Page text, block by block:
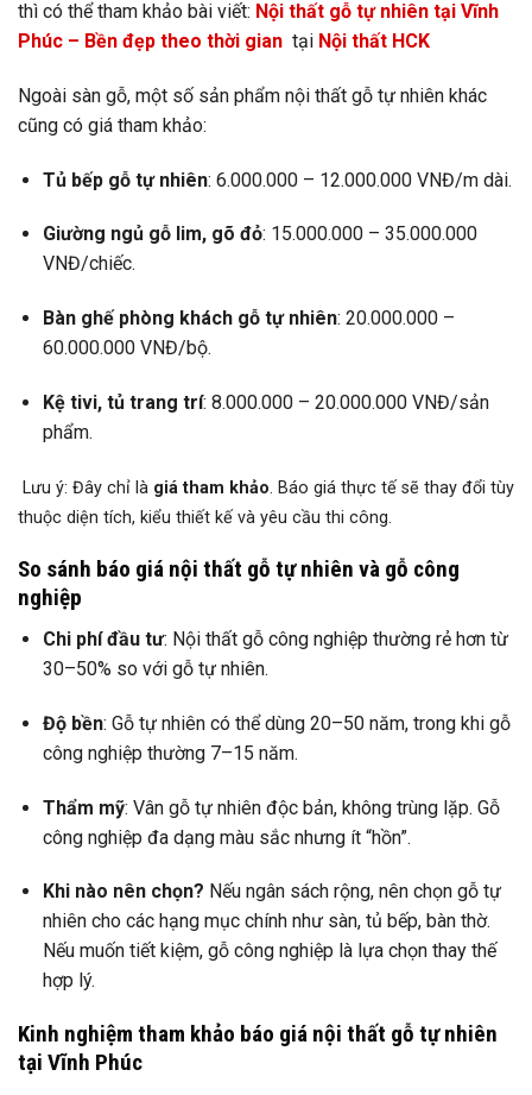
thì có thể tham khảo bài viết: Nội thất gỗ tự nhiên tại Vĩnh
Phúc – Bền đẹp theo thời gian tại Nội thất HCK
Ngoài sàn gỗ, một số sản phẩm nội thất gỗ tự nhiên khác
cũng có giá tham khảo:
Tủ bếp gỗ tự nhiên: 6.000.000 – 12.000.000 VNĐ/m dài.
Giường ngủ gỗ lim, gõ đỏ: 15.000.000 – 35.000.000
VNĐ/chiếc.
Bàn ghế phòng khách gỗ tự nhiên: 20.000.000 –
60.000.000 VNĐ/bộ.
Kệ tivi, tủ trang trí: 8.000.000 – 20.000.000 VNĐ/sản
phẩm.
Lưu ý: Đây chỉ là giá tham khảo. Báo giá thực tế sẽ thay đổi tùy
thuộc diện tích, kiểu thiết kế và yêu cầu thi công.
So sánh báo giá nội thất gỗ tự nhiên và gỗ công
nghiệp
Chi phí đầu tư: Nội thất gỗ công nghiệp thường rẻ hơn từ
30–50% so với gỗ tự nhiên.
Độ bền: Gỗ tự nhiên có thể dùng 20–50 năm, trong khi gỗ
công nghiệp thường 7–15 năm.
Thẩm mỹ: Vân gỗ tự nhiên độc bản, không trùng lặp. Gỗ
công nghiệp đa dạng màu sắc nhưng ít “hồn”.
Khi nào nên chọn? Nếu ngân sách rộng, nên chọn gỗ tự
nhiên cho các hạng mục chính như sàn, tủ bếp, bàn thờ.
Nếu muốn tiết kiệm, gỗ công nghiệp là lựa chọn thay thế
hợp lý.
Kinh nghiệm tham khảo báo giá nội thất gỗ tự nhiên
tại Vĩnh Phúc